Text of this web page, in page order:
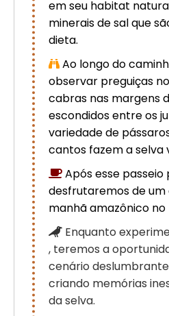
em seu habitat
minerais de sal que
dieta.
Ao longo do
observar preguiças
cabras nas margens
escondidos entre os
variedade de
cantos fazem a selva
Após esse
desfrutaremos de um
manhã amazônico no
Enquanto
, teremos a
cenário
criando memórias
da selva.